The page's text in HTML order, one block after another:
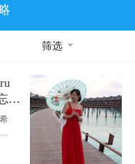
筛选
却